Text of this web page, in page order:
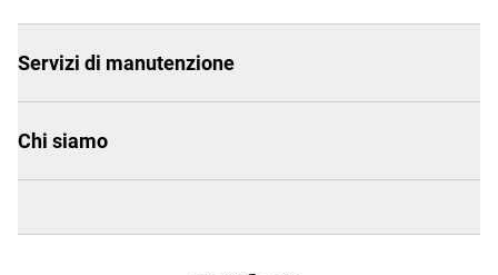
Servizi di manutenzione
Chi siamo